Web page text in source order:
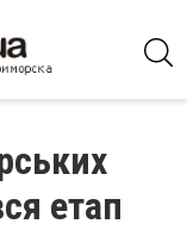
етап